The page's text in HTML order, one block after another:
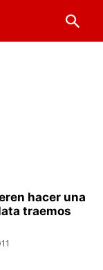
hacer una
traemos